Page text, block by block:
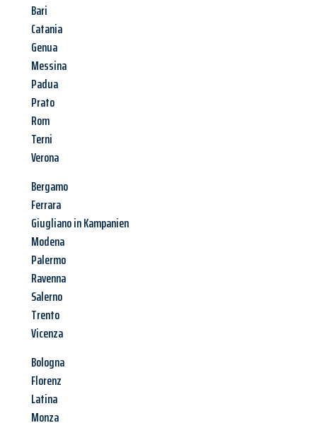
Bari
Catania
Genua
Messina
Padua
Prato
Rom
Terni
Verona
Bergamo
Ferrara
Giugliano in Kampanien
Modena
Palermo
Ravenna
Salerno
Trento
Vicenza
Bologna
Florenz
Latina
Monza